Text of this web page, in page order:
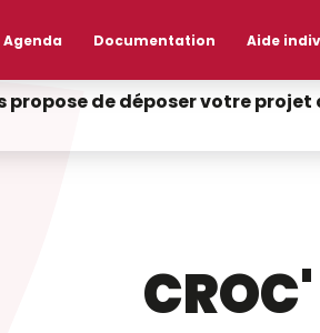
Agenda Documentation Aide
propose de déposer votre